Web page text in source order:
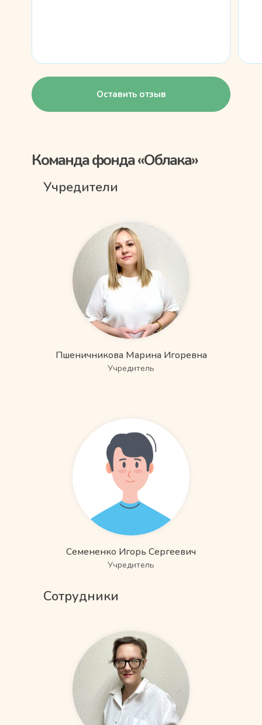
Оставить отзыв
Команда фонда «Облака»
Учредители
Пшеничникова Марина Игоревна
Учредитель
Семененко Игорь Сергеевич
Учредитель
Сотрудники